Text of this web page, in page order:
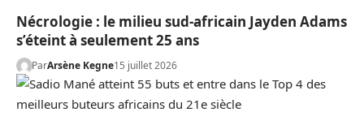
Nécrologie : le milieu sud-africain Jayden Adams
s’éteint à seulement 25 ans
ParArsène Kegne15 juillet 2026